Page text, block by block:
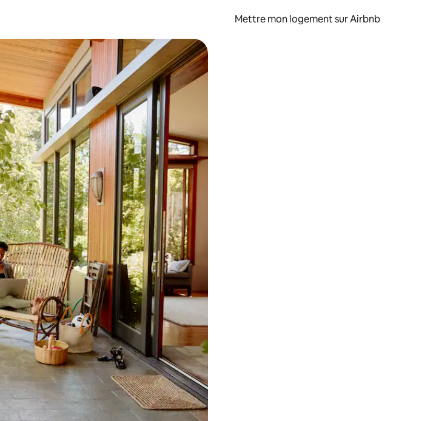
Mettre mon logement sur Airbnb
les parcourir ou en appuyant et en faisant glisser.